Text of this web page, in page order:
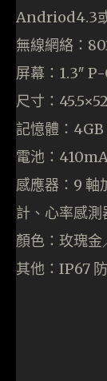
Andriod4.3或
無線網絡：
屏幕：1.3″
尺寸：
記憶體：
電池：
感應器：9 軸
計、心率感測
顏色：玫瑰金
其他：IP67